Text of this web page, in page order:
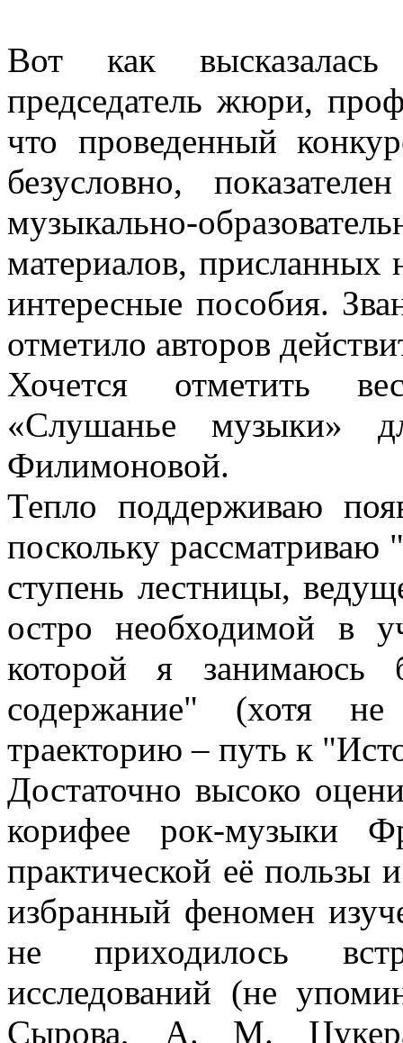
Вот как
председатель жюри,
что проведенный
безусловно,
музыкально-
материалов, присланных
интересные пособия.
отметило авторов
Хочется отметить
«Слушанье
Филимоновой.
Тепло поддерживаю
поскольку
ступень лестницы,
остро необходимой в
которой я занимаюсь
содержание" (хотя
траекторию – путь к
Достаточно высоко
корифее рок-музыки
практической её пользы
избранный феномен
не приходилось
исследований (не
Сырова, А. М.